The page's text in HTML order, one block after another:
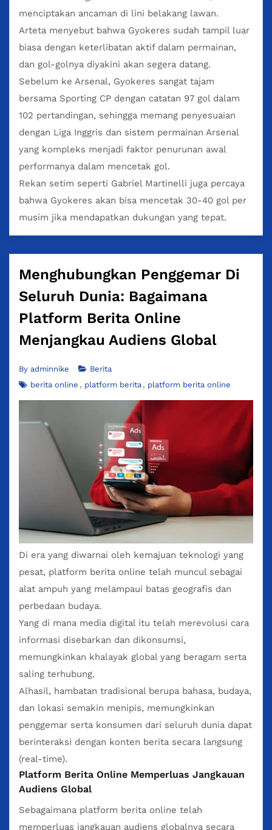
menciptakan ancaman di lini belakang lawan.
Arteta menyebut bahwa Gyokeres sudah tampil luar
biasa dengan keterlibatan aktif dalam permainan,
dan gol-golnya diyakini akan segera datang.
Sebelum ke Arsenal, Gyokeres sangat tajam
bersama Sporting CP dengan catatan 97 gol dalam
102 pertandingan, sehingga memang penyesuaian
dengan Liga Inggris dan sistem permainan Arsenal
yang kompleks menjadi faktor penurunan awal
performanya dalam mencetak gol.
Rekan setim seperti Gabriel Martinelli juga percaya
bahwa Gyokeres akan bisa mencetak 30-40 gol per
musim jika mendapatkan dukungan yang tepat.
Menghubungkan Penggemar Di
Seluruh Dunia: Bagaimana
Platform Berita Online
Menjangkau Audiens Global
By adminnike
Berita
berita online
platform berita platform berita online
Di era yang diwarnai oleh kemajuan teknologi yang
pesat, platform berita online telah muncul sebagai
alat ampuh yang melampaui batas geografis dan
perbedaan budaya.
Yang di mana media digital itu telah merevolusi cara
informasi disebarkan dan dikonsumsi,
memungkinkan khalayak global yang beragam serta
saling terhubung.
Alhasil, hambatan tradisional berupa bahasa, budaya,
dan lokasi semakin menipis, memungkinkan
penggemar serta konsumen dari seluruh dunia dapat
berinteraksi dengan konten berita secara langsung
(real-time).
Platform Berita Online Memperluas Jangkauan
Audiens Global
Sebagaimana platform berita online telah
memperluas jangkauan audiens globalnya secara